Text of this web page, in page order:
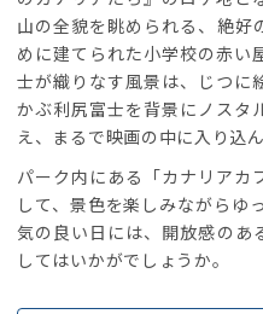
山の全貌を眺められる、絶好
めに建てられた小学校の赤い
士が織りなす風景は、じつに
かぶ利尻富士を背景にノスタ
え、まるで映画の中に入り込
パーク内にある「カナリアカ
して、景色を楽しみながらゆ
気の良い日には、開放感のあ
してはいかがでしょうか。